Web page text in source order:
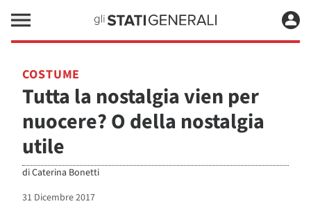
COSTUME
Tutta la nostalgia vien per
nuocere? O della nostalgia
utile
diCaterina Bonetti
31 Dicembre 2017